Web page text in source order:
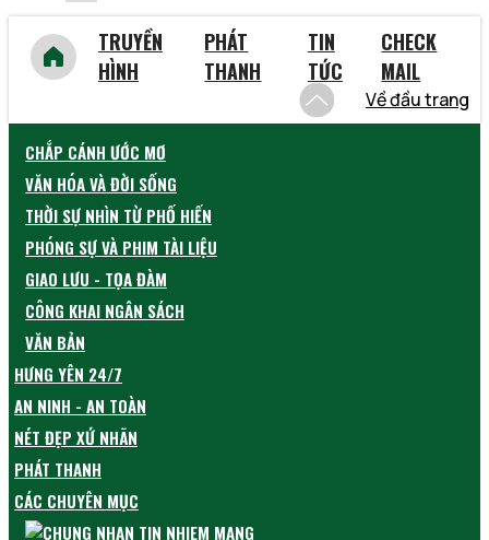
TRUYỀN
HÌNH
PHÁT
THANH
TIN
TỨC
CHECK
MAIL
Về đầu trang
CHẮP CÁNH ƯỚC MƠ
VĂN HÓA VÀ ĐỜI SỐNG
THỜI SỰ NHÌN TỪ PHỐ HIẾN
PHÓNG SỰ VÀ PHIM TÀI LIỆU
GIAO LƯU - TỌA ĐÀM
CÔNG KHAI NGÂN SÁCH
VĂN BẢN
HƯNG YÊN 24/7
AN NINH - AN TOÀN
NÉT ĐẸP XỨ NHÃN
PHÁT THANH
CÁC CHUYÊN MỤC